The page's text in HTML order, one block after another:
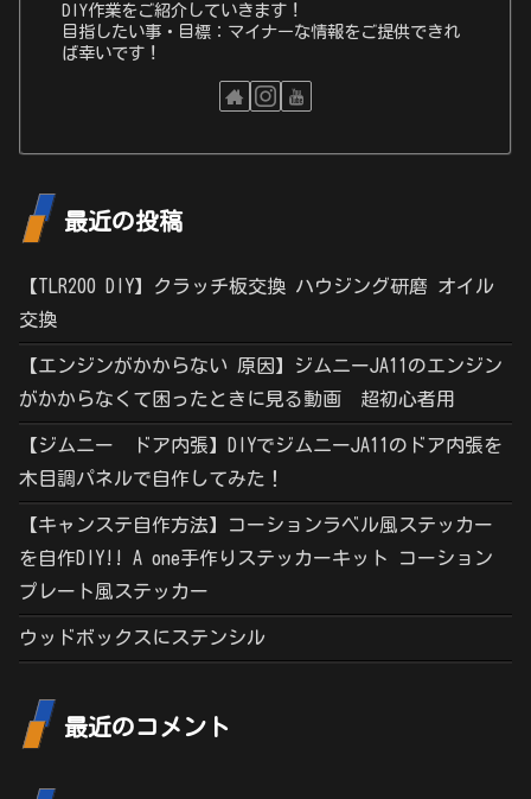
DIY作業をご紹介していきます！
目指したい事・目標：マイナーな情報をご提供できれ
ば幸いです！
最近の投稿
【TLR200 DIY】クラッチ板交換 ハウジング研磨 オイル
交換
【エンジンがかからない 原因】ジムニーJA11のエンジン
がかからなくて困ったときに見る動画 超初心者用
【ジムニー ドア内張】DIYでジムニーJA11のドア内張を
木目調パネルで自作してみた！
【キャンステ自作方法】コーションラベル風ステッカー
を自作DIY!! A one手作りステッカーキット コーション
プレート風ステッカー
ウッドボックスにステンシル
最近のコメント